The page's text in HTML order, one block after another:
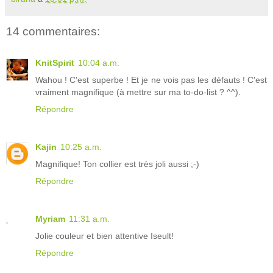
14 commentaires:
KnitSpirit 10:04 a.m.
Wahou ! C'est superbe ! Et je ne vois pas les défauts ! C'est
vraiment magnifique (à mettre sur ma to-do-list ? ^^).
Répondre
Kajin 10:25 a.m.
Magnifique! Ton collier est très joli aussi ;-)
Répondre
Myriam 11:31 a.m.
Jolie couleur et bien attentive Iseult!
Répondre